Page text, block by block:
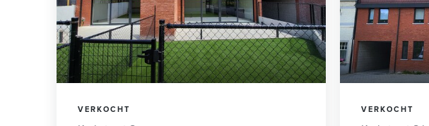
VERKOCHT VERKOCHT